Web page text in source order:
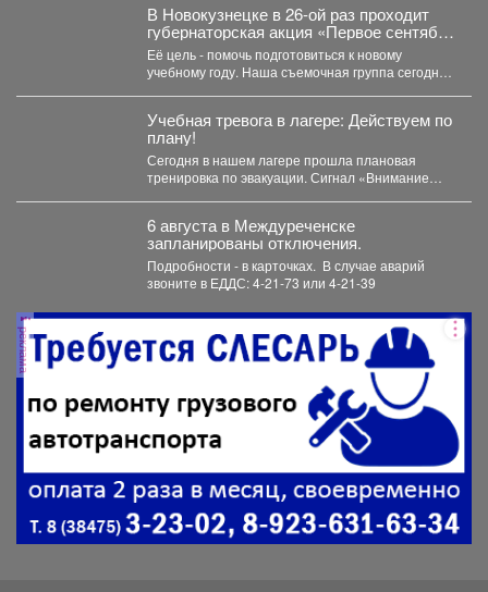
В Новокузнецке в 26-ой раз проходит
губернаторская акция «Первое сентября
каждому школьнику».
Её цель - помочь подготовиться к новому
учебному году. Наша съемочная группа сегодня
Учебная тревога в лагере: Действуем по
плану!
Сегодня в нашем лагере прошла плановая
тренировка по эвакуации. Сигнал «Внимание
6 августа в Междуреченске
запланированы отключения.
Подробности - в карточках. ️ В случае аварий
звоните в ЕДДС: 4-21-73 или 4-21-39
реклама